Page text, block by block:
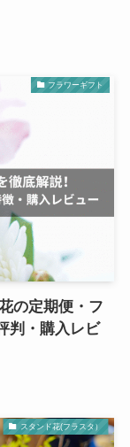
フラワーギフト
の定期便・フ
判・購入レビ
スタンド花(フラスタ）